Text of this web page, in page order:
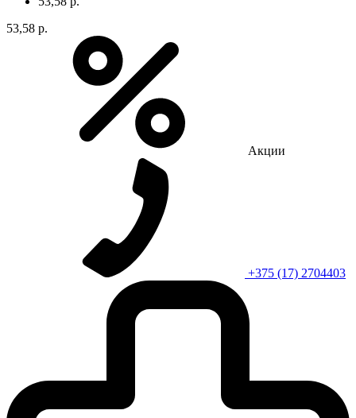
53,58 р.
Акции
+375 (17) 2704403